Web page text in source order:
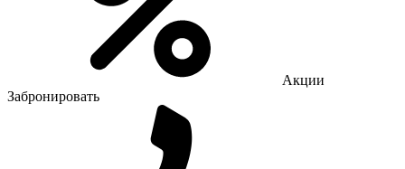
Акции
Забронировать